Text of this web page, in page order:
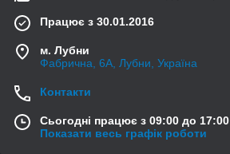
Працює з 30.01.2016
м. Лубни
Фабрична, 6А, Лубни, Україна
Контакти
Сьогодні працює з 09:00 до 17:00
Показати весь графік роботи